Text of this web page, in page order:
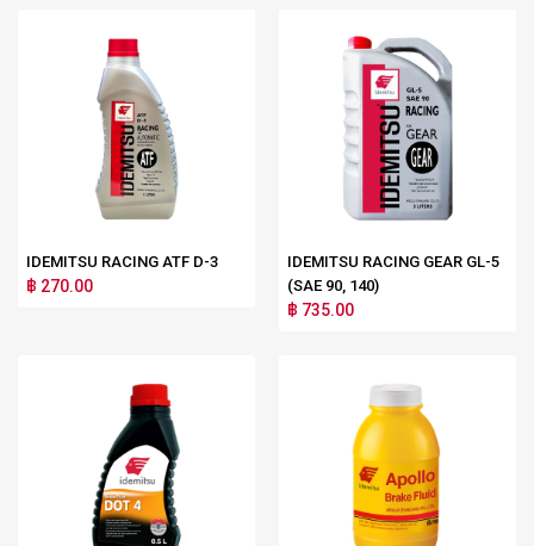
IDEMITSU RACING ATF D-3
฿ 270.00
IDEMITSU RACING GEAR GL-5
(SAE 90, 140)
฿ 735.00